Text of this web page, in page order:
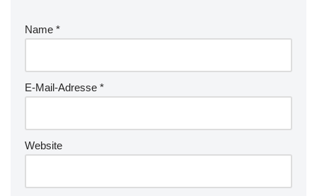
Name *
E-Mail-Adresse *
Website